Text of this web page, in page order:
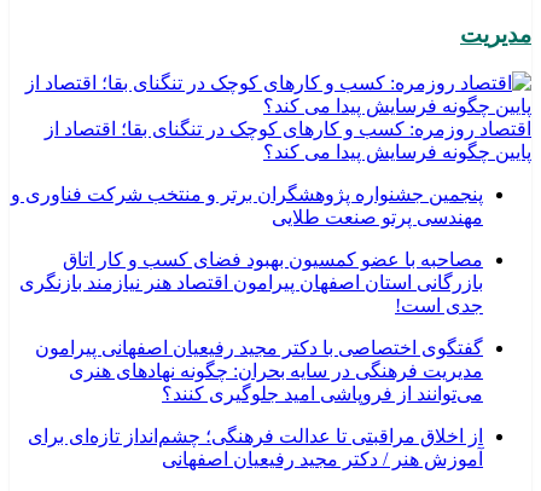
مدیریت
اقتصاد روزمره: کسب‌ و کارهای کوچک در تنگنای بقا؛ اقتصاد از
پایین چگونه فرسایش پیدا می کند؟
پنجمین جشنواره پژوهشگران برتر و منتخب شرکت فناوری و
مهندسی پرتو صنعت طلایی
مصاحبه با عضو کمسیون بهبود فضای کسب و کار اتاق
بازرگانی استان اصفهان پیرامون اقتصاد هنر نیازمند بازنگری
جدی است!
گفتگوی اختصاصی با دکتر مجید رفیعیان اصفهانی پیرامون
مدیریت فرهنگی در سایه بحران: چگونه نهادهای هنری
می‌توانند از فروپاشی امید جلوگیری کنند؟
از اخلاق مراقبتی تا عدالت فرهنگی؛ چشم‌انداز تازه‌ای برای
آموزش هنر / دکتر مجید رفیعیان اصفهانی